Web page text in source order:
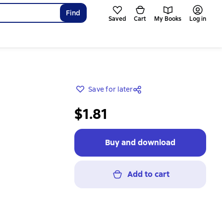
Find
Saved Cart My Books Log in
Save for later
$1.81
Buy and download
Add to cart